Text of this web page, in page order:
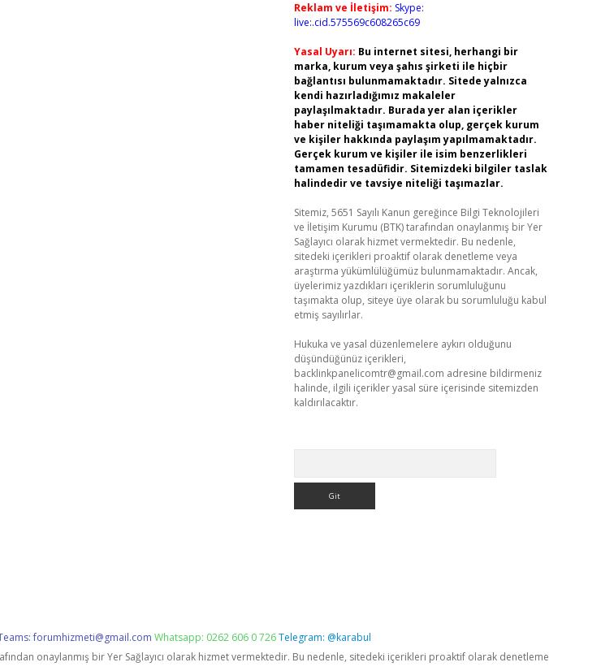
Reklam ve İletişim: Skype:
live:.cid.575569c608265c69
Yasal Uyarı: Bu internet sitesi, herhangi bir
marka, kurum veya şahıs şirketi ile hiçbir
bağlantısı bulunmamaktadır. Sitede yalnızca
kendi hazırladığımız makaleler
paylaşılmaktadır. Burada yer alan içerikler
haber niteliği taşımamakta olup, gerçek kurum
ve kişiler hakkında paylaşım yapılmamaktadır.
Gerçek kurum ve kişiler ile isim benzerlikleri
tamamen tesadüfidir. Sitemizdeki bilgiler taslak
halindedir ve tavsiye niteliği taşımazlar.
Sitemiz, 5651 Sayılı Kanun gereğince Bilgi Teknolojileri
ve İletişim Kurumu (BTK) tarafından onaylanmış bir Yer
Sağlayıcı olarak hizmet vermektedir. Bu nedenle,
sitedeki içerikleri proaktif olarak denetleme veya
araştırma yükümlülüğümüz bulunmamaktadır. Ancak,
üyelerimiz yazdıkları içeriklerin sorumluluğunu
taşımakta olup, siteye üye olarak bu sorumluluğu kabul
etmiş sayılırlar.
Hukuka ve yasal düzenlemelere aykırı olduğunu
düşündüğünüz içerikleri,
backlinkpanelicomtr@gmail.com adresine bildirmeniz
halinde, ilgili içerikler yasal süre içerisinde sitemizden
kaldırılacaktır.
forumhizmeti@gmail.com Whatsapp: 0262 606 0 726Telegram: @karabul
onaylanmış bir Yer Sağlayıcı olarak hizmet vermektedir. Bu nedenle, sitedeki içerikleri proaktif olarak denetleme